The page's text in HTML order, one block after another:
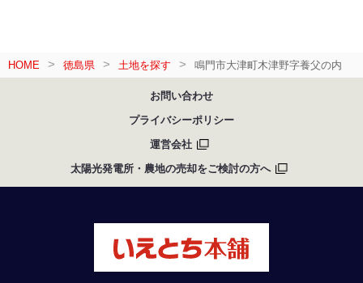
HOME 徳島県 土地を探す 鳴門市大津町木津野字養父の内
お問い合わせ
プライバシーポリシー
運営会社
太陽光発電所・農地の売却をご検討の方へ